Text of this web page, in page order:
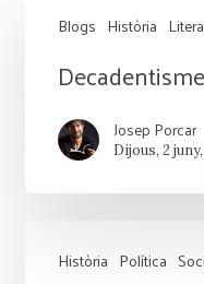
Blogs Història
Decadentismes
Josep Porcar
Dijous, 2 juny,
Història Política